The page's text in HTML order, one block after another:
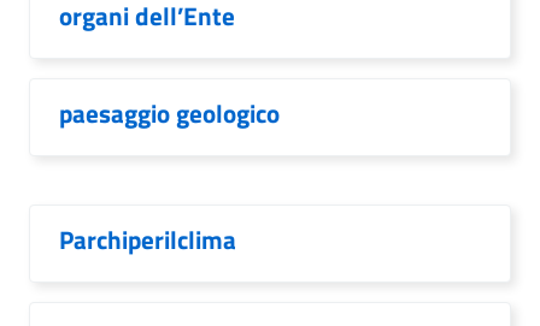
organi dell’Ente
paesaggio geologico
Parchiperilclima